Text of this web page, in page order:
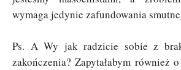
wymaga jedynie zafundowania
Ps. A Wy jak radzicie sobie z
zakończenia? Zapytałabym również